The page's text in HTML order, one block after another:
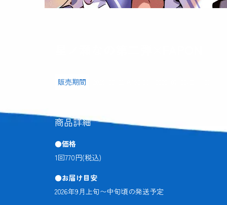
販売期間
商品詳細
●価格
1回770円(税込)
●お届け目安
2026年9月上旬〜中旬頃の発送予定